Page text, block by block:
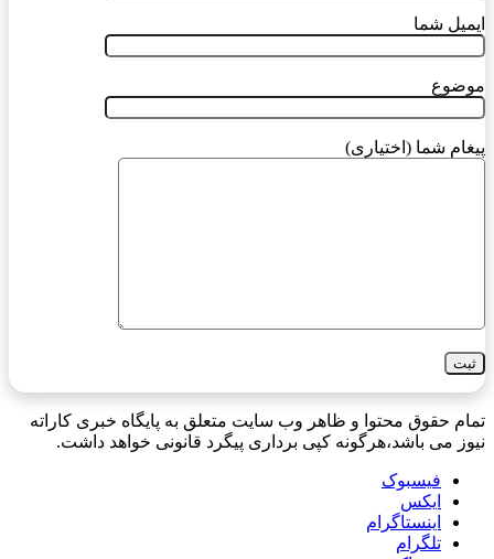
ایمیل شما
موضوع
پیغام شما (اختیاری)
تمام حقوق محتوا و ظاهر وب سایت متعلق به پایگاه خبری کاراته
نیوز می باشد،هرگونه کپی برداری پیگرد قانونی خواهد داشت.
فیسبوک
ایکس
اینستاگرام
تلگرام